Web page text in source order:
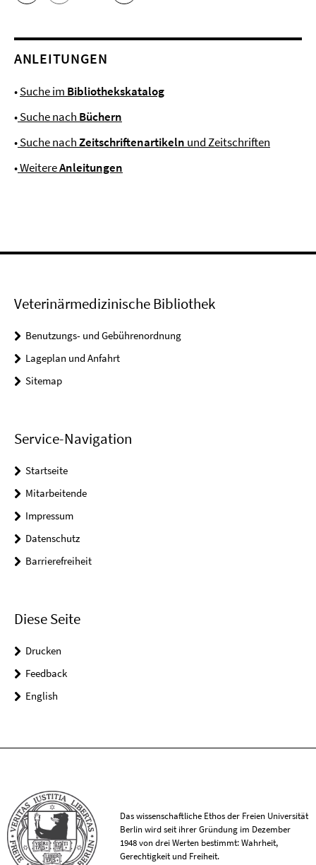
ANLEITUNGEN
•Suche im Bibliothekskatalog
•Suche nach Büchern
•Suche nachZeitschriftenartikeln und Zeitschriften
•WeitereAnleitungen
Veterinärmedizinische Bibliothek
Benutzungs- und Gebührenordnung
Lageplan und Anfahrt
Sitemap
Service-Navigation
Startseite
Mitarbeitende
Impressum
Datenschutz
Barrierefreiheit
Diese Seite
Drucken
Feedback
English
Das wissenschaftliche Ethos der Freien Universität
Berlin wird seit ihrer Gründung im Dezember
1948 von drei Werten bestimmt: Wahrheit,
Gerechtigkeit und Freiheit.